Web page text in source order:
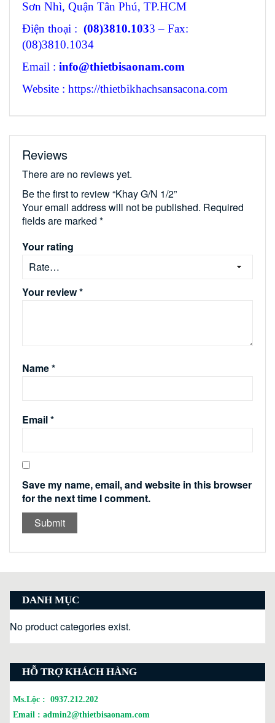
Sơn Nhì, Quận Tân Phú, TP.HCM
Điện thoại : (08)3810.1033 – Fax:
(08)3810.1034
Email : info@thietbisaonam.com
Website : https://thietbikhachsansacona.com
Reviews
There are no reviews yet.
Be the first to review “Khay G/N 1/2”
Your email address will not be published. Required
fields are marked *
Your rating
Your review*
Name*
Email*
Save my name, email, and website in this browser
for the next time I comment.
DANH MỤC
No product categories exist.
HỖ TRỢ KHÁCH HÀNG
Ms.Lộc : 0937.212.202
Email : admin2@thietbisaonam.com